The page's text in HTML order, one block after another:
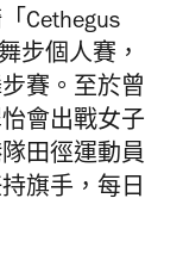
Cethegus
步個人賽，
賽。至於曾
會出戰女子
田徑運動員
旗手，每日